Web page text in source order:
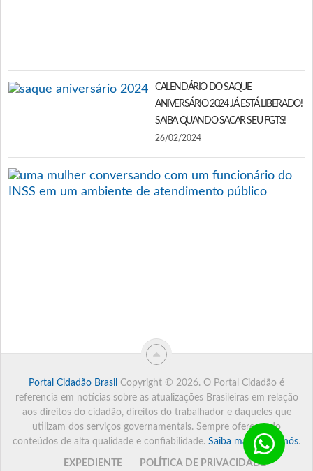
CALENDÁRIO DO SAQUE
ANIVERSÁRIO 2024 JÁ ESTÁ LIBERADO!
SAIBA QUANDO SACAR SEU FGTS!
26/02/2024
Portal Cidadão Brasil Copyright © 2026. O Portal Cidadão é
referencia em notícias sobre as atualizações Brasileiras em relação
aos direitos do cidadão, direitos do trabalhador e daqueles que
utilizam dos serviços governamentais. Sempre oferecendo
conteúdos de alta qualidade e confiabilidade. Saiba mais sobre nós.
EXPEDIENTE POLÍTICA DE PRIVACIDADE